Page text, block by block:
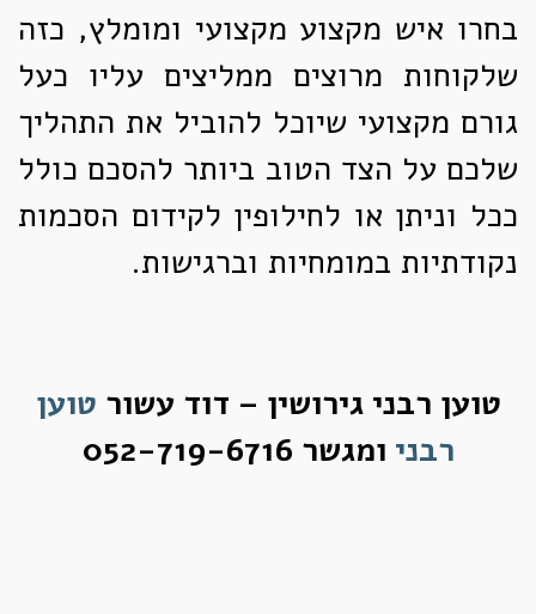
בחרו איש מקצוע מקצועי ומומלץ, כזה
שלקוחות מרוצים ממליצים עליו כעל
גורם מקצועי שיוכל להוביל את התהליך
שלכם על הצד הטוב ביותר להסכם כולל
ככל וניתן או לחילופין לקידום הסכמות
נקודתיות במומחיות וברגישות.
טוען רבני גירושין – דוד עשור טוען
רבני ומגשר 052-719-6716